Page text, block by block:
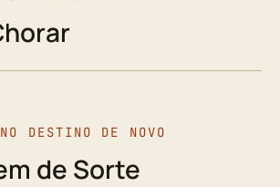
DESTINO DE NOVO
de Sorte